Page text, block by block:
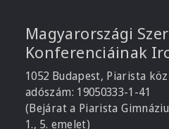
Magyarországi
Konferenciáinak
1052 Budapest, Piarista köz
adószám: 19050333-1-41
(Bejárat a Piarista
1., 5. emelet)